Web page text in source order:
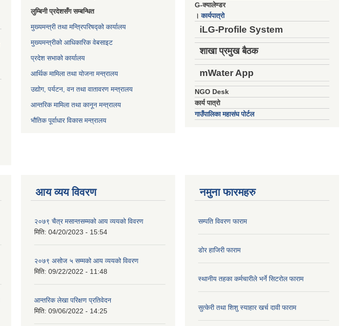
लुम्बिनी प्रदेशसँग सम्बन्धित
मुख्यमन्त्री तथा मन्त्रिपरिषद्को कार्यालय
मुख्यमन्त्रीको आधिकारिक वेबसाइट
प्रदेश सभाको कार्यालय
आर्थिक मामिला तथा योजना मन्त्रालय
उद्योग, पर्यटन, वन तथा वातावरण मन्त्रालय
आन्तरिक मामिला तथा कानून मन्त्रालय
भौतिक पूर्वाधार विकास मन्त्रालय
G-क्यालेण्डर
।कार्यपात्रो
iLG-Profile System
शाखा प्रमुख बैठक
mWater App
NGO Desk
कार्य पात्रो
गाउँपालिका महासंघ पोर्टल
आय व्यय विवरण
२०७९ चैत्र मसान्तसम्मको आय व्ययको विवरण
मिति: 04/20/2023 - 15:54
२०७९ असोज ५ सम्मको आय व्ययको विवरण
मिति: 09/22/2022 - 11:48
आन्तरिक लेखा परिक्षण प्रतिवेदन
मिति: 09/06/2022 - 14:25
नमुना फारमहरु
सम्पति विवरण फाराम
डोर हाजिरी फाराम
स्थानीय तहका कर्मचारीले भर्ने सिटरोल फाराम
सुत्केरी तथा शिशु स्याहार खर्च दावी फाराम